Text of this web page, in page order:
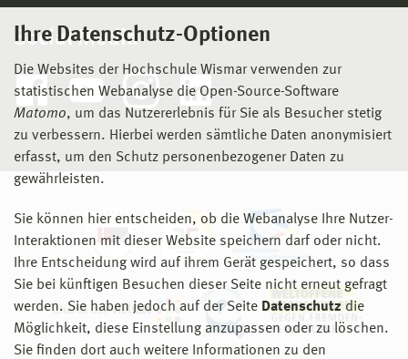
Ihre Datenschutz-Optionen
Die Websites der Hochschule Wismar verwenden zur
statistischen Webanalyse die Open-Source-Software
Matomo, um das Nutzererlebnis für Sie als Besucher stetig
zu verbessern. Hierbei werden sämtliche Daten anonymisiert
erfasst, um den Schutz personenbezogener Daten zu
gewährleisten.
Sie können hier entscheiden, ob die Webanalyse Ihre Nutzer-
Interaktionen mit dieser Website speichern darf oder nicht.
Ihre Entscheidung wird auf ihrem Gerät gespeichert, so dass
Sie bei künftigen Besuchen dieser Seite nicht erneut gefragt
werden. Sie haben jedoch auf der Seite Datenschutz die
Möglichkeit, diese Einstellung anzupassen oder zu löschen.
Sie finden dort auch weitere Informationen zu den
Social Media